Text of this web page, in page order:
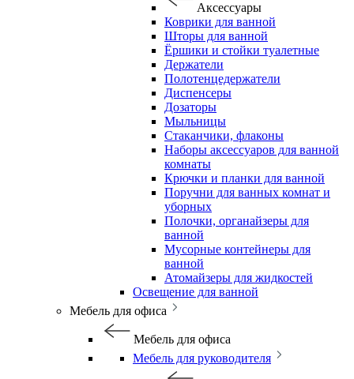
Аксессуары
Коврики для ванной
Шторы для ванной
Ёршики и стойки туалетные
Держатели
Полотенцедержатели
Диспенсеры
Дозаторы
Мыльницы
Стаканчики, флаконы
Наборы аксессуаров для ванной
комнаты
Крючки и планки для ванной
Поручни для ванных комнат и
уборных
Полочки, органайзеры для
ванной
Мусорные контейнеры для
ванной
Атомайзеры для жидкостей
Освещение для ванной
Мебель для офиса
Мебель для офиса
Мебель для руководителя